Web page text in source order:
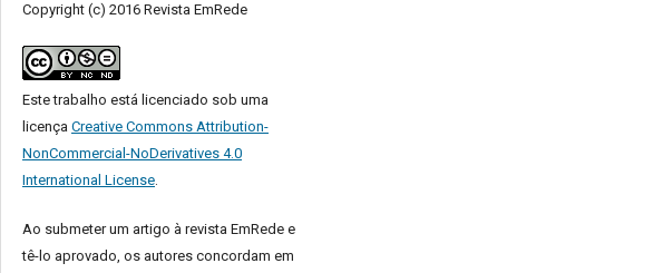
Copyright (c) 2016 Revista EmRede
Este trabalho está licenciado sob uma
licençaCreative Commons Attribution-
NonCommercial-NoDerivatives 4.0
International License.
Ao submeter um artigo à revista EmRede e
tê-lo aprovado, os autores concordam em